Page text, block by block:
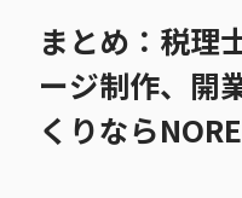
まとめ：税理
ージ制作、開
くりなら